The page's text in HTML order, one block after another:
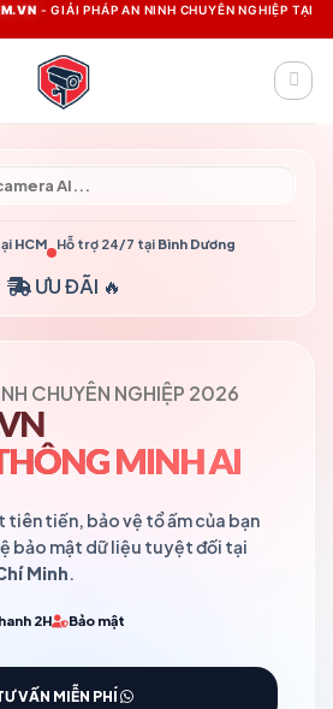
- GIẢI PHÁP AN NINH CHUYÊN NGHIỆP TẠI
HCM Hỗ trợ 24/7 tại Bình Dương
ƯU ĐÃI 🔥
CHUYÊN NGHIỆP 2026
MINH AI
tiên tiến, bảo vệ tổ ấm của bạn
bảo mật dữ liệu tuyệt đối tại
Minh.
2H Bảo mật
VẤN MIỄN PHÍ